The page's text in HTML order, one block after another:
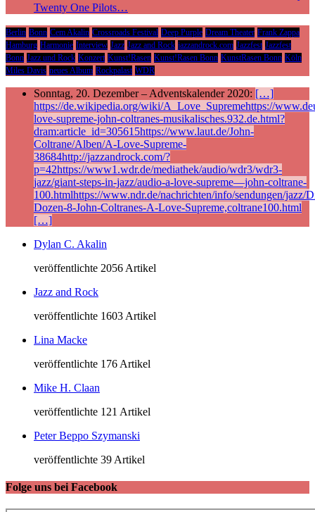
Twenty One Pilots…
Berlin Bonn Cem Akalin Crossroads Festival Deep Purple Dream Theater Frank Zappa
Hamburg Harmonie Interview Jazz Jazz and Rock jazzandrock.com Jazzfest Jazzfest
Bonn Jazz und Rock Konzert Kunst!Rasen Kunst!Rasen Bonn KunstRasen Bonn Köln
Miles Davis neues Album Rockpalast WDR
Sonntag, 20. Dezember – Adventskalender 2020: […]
https://de.wikipedia.org/wiki/A_Love_Supremehttps://
love-supreme-john-coltranes-musikalisches.932.de.html?
dram:article_id=305615https://www.laut.de/John-
Coltrane/Alben/A-Love-Supreme-
38684http://jazzandrock.com/?
p=42https://www1.wdr.de/mediathek/audio/wdr3/wdr3-
jazz/giant-steps-in-jazz/audio-a-love-supreme—john-coltrane-
100.htmlhttps://www.ndr.de/nachrichten/info/sendungen/jazz/
Dozen-8-John-Coltranes-A-Love-Supreme,coltrane100.html
[…]
Dylan C. Akalin
veröffentlichte 2056 Artikel
Jazz and Rock
veröffentlichte 1603 Artikel
Lina Macke
veröffentlichte 176 Artikel
Mike H. Claan
veröffentlichte 121 Artikel
Peter Beppo Szymanski
veröffentlichte 39 Artikel
Folge uns bei Facebook